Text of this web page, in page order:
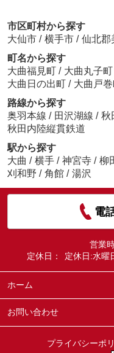
市区町村から探す
大仙市 / 横手市 / 仙北郡
町名から探す
大曲福見町 / 大曲丸子町
大曲日の出町 / 大曲戸
路線から探す
奥羽本線 / 田沢湖線 / 秋
秋田内陸縦貫鉄道
駅から探す
大曲 / 横手 / 神宮寺 / 柳
刈和野 / 角館 / 湯沢
電
営業
定休日：
定休日:水曜
ホーム
お問い合わせ
プライバシーポ